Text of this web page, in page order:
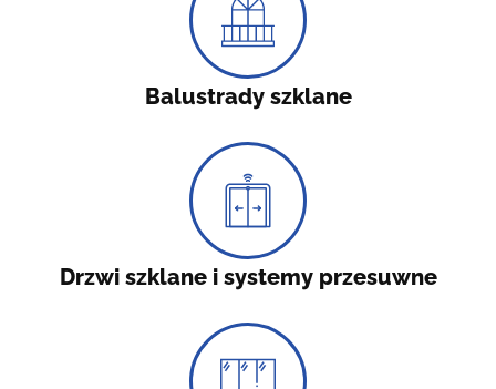
Balustrady szklane
Drzwi szklane i systemy przesuwne